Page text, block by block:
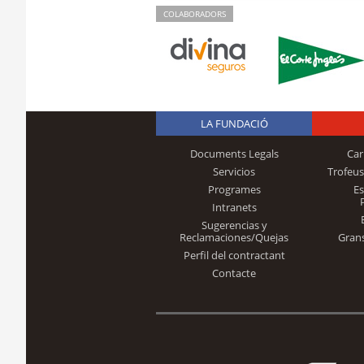
COLABORADORS
LA FUNDACIÓ
Documents Legals
Servicios
Programes
Intranets
Sugerencias y
Reclamaciones/Quejas
Perfil del contractant
Contacte